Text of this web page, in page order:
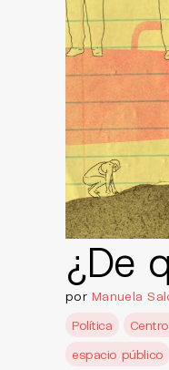
¿De
por Manuela
Política
espacio público